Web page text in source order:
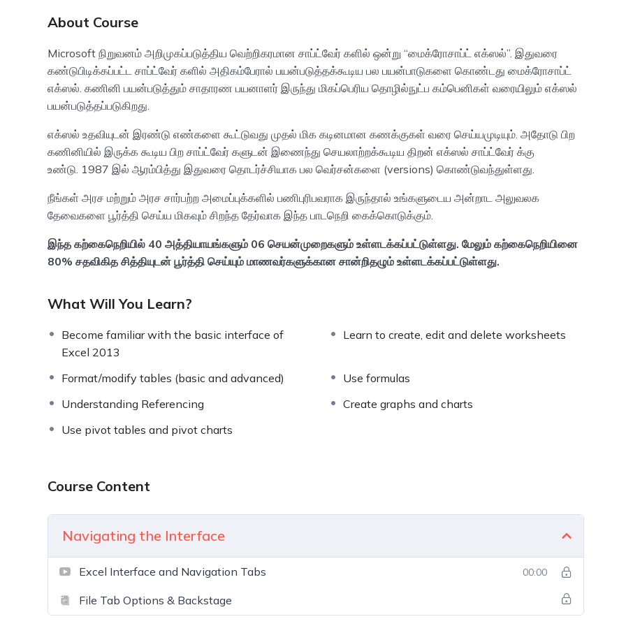
About Course
Microsoft நிறுவனம் அறிமுகப்படுத்திய வெற்றிகரமான சாப்ட்வேர் களில் ஒன்று “மைக்ரோசாப்ட் எக்ஸல்”. இதுவரை
கண்டுபிடிக்கப்பட்ட சாப்ட்வேர் களில் அதிகம்பேரால் பயன்படுத்தக்கூடிய பல பயன்பாடுகளை கொண்டது மைக்ரோசாப்ட்
எக்ஸல். கணினி பயன்படுத்தும் சாதாரண பயனாளர் இருந்து மிகப்பெரிய தொழில்நுட்ப கம்பெனிகள் வரையிலும் எக்ஸல்
பயன்படுத்தப்படுகிறது.
எக்ஸல் உதவியுடன் இரண்டு எண்களை கூட்டுவது முதல் மிக கடினமான கணக்குகள் வரை செய்யமுடியும். அதோடு பிற
கணினியில் இருக்க கூடிய பிற சாப்ட்வேர் களுடன் இணைந்து செயலாற்றக்கூடிய திறன் எக்ஸல் சாப்ட்வேர் க்கு
உண்டு. 1987 இல் ஆரம்பித்து இதுவரை தொடர்ச்சியாக பல வெர்சன்களை (versions) கொண்டுவந்துள்ளது.
நீங்கள் அரச மற்றும் அரச சார்பற்ற அமைப்புக்களில் பணிபுரிபவராக இருந்தால் உங்களுடைய அன்றாட அலுவலக
தேவைகளை பூர்த்தி செய்ய மிகவும் சிறந்த தேர்வாக இந்த பாடநெறி கைக்கொடுக்கும்.
இந்த கற்கைநெறியில் 40 அத்தியாயங்களும் 06 செயன்முறைகளும் உள்ளடக்கப்பட்டுள்ளது. மேலும் கற்கைநெறியினை
80% சதவிகித சித்தியுடன் பூர்த்தி செய்யும் மாணவர்களுக்கான சான்றிதழும் உள்ளடக்கப்பட்டுள்ளது.
What Will You Learn?
Become familiar with the basic interface of
Excel 2013
Learn to create, edit and delete worksheets
Format/modify tables (basic and advanced)
Use formulas
Understanding Referencing
Create graphs and charts
Use pivot tables and pivot charts
Course Content
Navigating the Interface
Excel Interface and Navigation Tabs 00:00
File Tab Options & Backstage